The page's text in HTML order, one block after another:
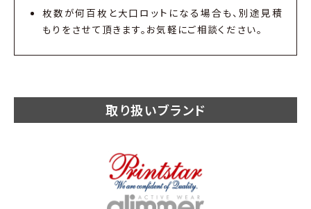
枚数が何百枚と大口ロットになる場合も、別途見積
もりをさせて頂きます。お気軽にご相談ください。
取り扱いブランド